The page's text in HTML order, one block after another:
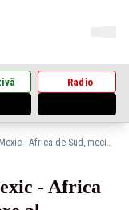
Radio
Începe Cupa Mondială: Mexic - Africa de Sud, meciul de deschidere al turneului final din SUA, Canada și Mexic
- Africa